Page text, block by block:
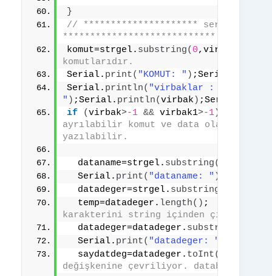
}
// ********************* seri porttan
****************************
komut=strgel. substring( 0,virbak
komutlarıdır.
Serial. print( "KOMUT: " ) ;Serial.
Serial. println( "virbaklar :
" ) ;Serial. println(virbak ) ;Serial.
if
(virbak>-1 && virbak1>-1){
ayrılabilir komut ve data olarak.
yazılabilir.
  dataname=strgel.
substring(
  Serial.
print( "dataname: " )
  datadeger=strgel.
substring
  temp=datadeger.
length() ;
karakterini string içinden
  datadeger=datadeger.
substring
  Serial.
print( "datadeger: "
  saydatdeg=datadeger.
toInt()
değişkenine çevriliyor. database de